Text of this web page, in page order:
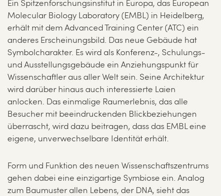
Ein Spitzenforschungsinstitut in Europa, das European
Molecular Biology Laboratory (EMBL) in Heidelberg,
erhält mit dem Advanced Training Center (ATC) ein
anderes Erscheinungsbild. Das neue Gebäude hat
Symbolcharakter. Es wird als Konferenz-, Schulungs-
und Ausstellungsgebäude ein Anziehungspunkt für
Wissenschaftler aus aller Welt sein. Seine Architektur
wird darüber hinaus auch interessierte Laien
anlocken. Das einmalige Raumerlebnis, das alle
Besucher mit beeindruckenden Blickbeziehungen
überrascht, wird dazu beitragen, dass das EMBL eine
eigene, unverwechselbare Identität erhält.
Form und Funktion des neuen Wissenschaftszentrums
gehen dabei eine einzigartige Symbiose ein. Analog
zum Baumuster allen Lebens, der DNA, sieht das